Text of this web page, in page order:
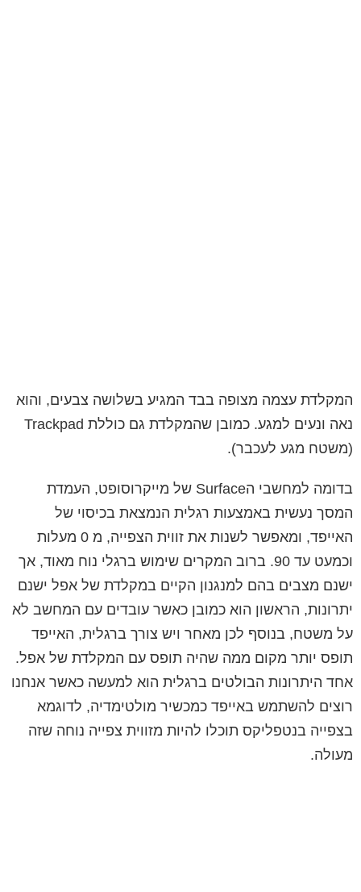
המקלדת עצמה מצופה בבד המגיע בשלושה צבעים, והוא
נאה ונעים למגע. כמובן שהמקלדת גם כוללת Trackpad
(משטח מגע לעכבר).
בדומה למחשבי הSurface של מייקרוסופט, העמדת
המסך נעשית באמצעות רגלית הנמצאת בכיסוי של
האייפד, ומאפשר לשנות את זווית הצפייה, מ 0 מעלות
וכמעט עד 90. ברוב המקרים שימוש ברגלי נוח מאוד, אך
ישנם מצבים בהם למנגנון הקיים במקלדת של אפל ישנם
יתרונות, הראשון הוא כמובן כאשר עובדים עם המחשב לא
על משטח, בנוסף לכן מאחר ויש צורך ברגלית, האייפד
תופס יותר מקום ממה שהיה תופס עם המקלדת של אפל.
אחד היתרונות הבולטים ברגלית הוא למעשה כאשר אנחנו
רוצים להשתמש באייפד כמכשיר מולטימדיה, לדוגמא
בצפייה בנטפליקס תוכלו להיות מזווית צפייה נוחה שזה
מעולה.